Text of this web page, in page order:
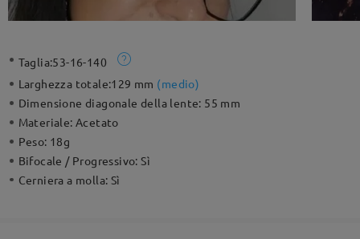
Taglia:53-16-140
Larghezza totale:129 mm (medio)
Dimensione diagonale della lente: 55 mm
Materiale:Acetato
Peso: 18g
Bifocale / Progressivo:Sì
Cerniera a molla: Sì